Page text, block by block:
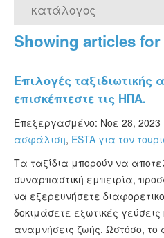
κατάλογος
Αρχική Σελίδα
Τι είναι η άδεια ESTA;
VWP
ESTA Κατάσταση
ESTA άρθρα
Showing articles
Επιλογές
επισκέπτεστε τις ΗΠΑ.
Επεξεργασμένο: Νοε 28, 2023
ασφάλιση, ESTA για τον
Τα ταξίδια μπορούν να
συναρπαστική εμπειρία,
να εξερευνήσετε
δοκιμάσετε εξωτικές
αναμνήσεις ζωής. Ωστόσο, το